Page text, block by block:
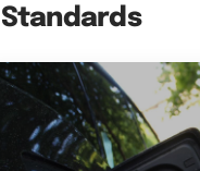
Standards